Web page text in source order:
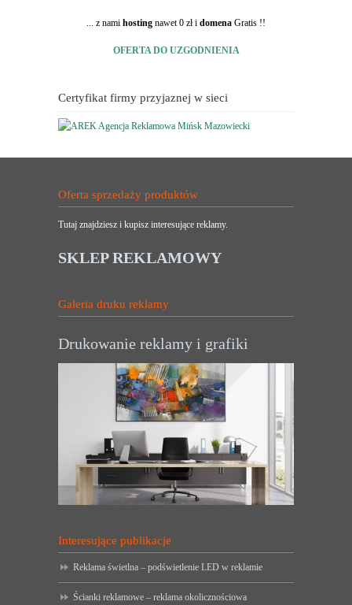
... z nami hosting nawet 0 zł i domena Gratis !!
OFERTA DO UZGODNIENIA
Certyfikat firmy przyjaznej w sieci
Oferta sprzedaży produktów
Tutaj znajdziesz i kupisz interesujące reklamy.
SKLEP REKLAMOWY
Galeria druku reklamy
Drukowanie reklamy i grafiki
Interesujące publikacje
Reklama świetlna – podświetlenie LED w reklamie
Ścianki reklamowe – reklama okolicznościowa